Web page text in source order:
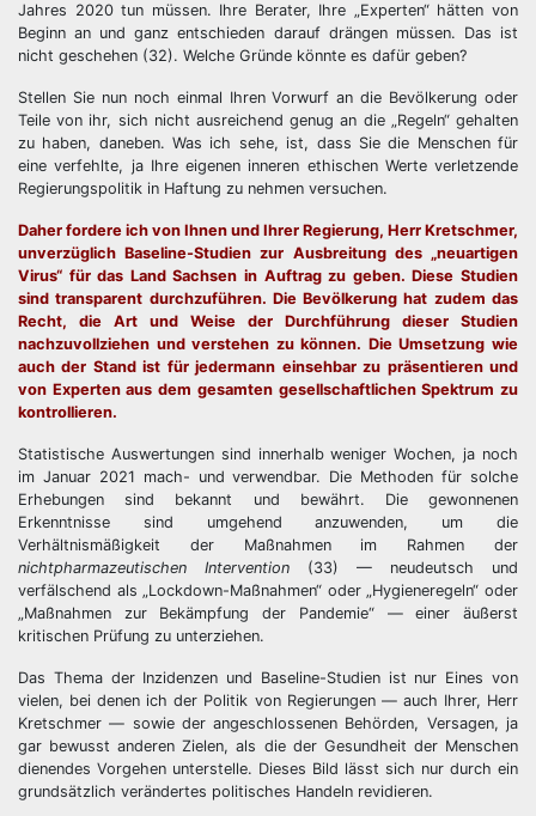
Jahres 2020 tun müssen. Ihre Berater, Ihre „Experten“ hätten von
Beginn an und ganz entschieden darauf drängen müssen. Das ist
nicht geschehen (32). Welche Gründe könnte es dafür geben?
Stellen Sie nun noch einmal Ihren Vorwurf an die Bevölkerung oder
Teile von ihr, sich nicht ausreichend genug an die „Regeln“ gehalten
zu haben, daneben. Was ich sehe, ist, dass Sie die Menschen für
eine verfehlte, ja Ihre eigenen inneren ethischen Werte verletzende
Regierungspolitik in Haftung zu nehmen versuchen.
Daher fordere ich von Ihnen und Ihrer Regierung, Herr Kretschmer,
unverzüglich Baseline-Studien zur Ausbreitung des „neuartigen
Virus“ für das Land Sachsen in Auftrag zu geben. Diese Studien
sind transparent durchzuführen. Die Bevölkerung hat zudem das
Recht, die Art und Weise der Durchführung dieser Studien
nachzuvollziehen und verstehen zu können. Die Umsetzung wie
auch der Stand ist für jedermann einsehbar zu präsentieren und
von Experten aus dem gesamten gesellschaftlichen Spektrum zu
kontrollieren.
Statistische Auswertungen sind innerhalb weniger Wochen, ja noch
im Januar 2021 mach- und verwendbar. Die Methoden für solche
Erhebungen sind bekannt und bewährt. Die gewonnenen
Erkenntnisse sind umgehend anzuwenden, um die
Verhältnismäßigkeit der Maßnahmen im Rahmen der
nichtpharmazeutischen Intervention (33) — neudeutsch und
verfälschend als „Lockdown-Maßnahmen“ oder „Hygieneregeln“ oder
„Maßnahmen zur Bekämpfung der Pandemie“ — einer äußerst
kritischen Prüfung zu unterziehen.
Das Thema der Inzidenzen und Baseline-Studien ist nur Eines von
vielen, bei denen ich der Politik von Regierungen — auch Ihrer, Herr
Kretschmer — sowie der angeschlossenen Behörden, Versagen, ja
gar bewusst anderen Zielen, als die der Gesundheit der Menschen
dienendes Vorgehen unterstelle. Dieses Bild lässt sich nur durch ein
grundsätzlich verändertes politisches Handeln revidieren.